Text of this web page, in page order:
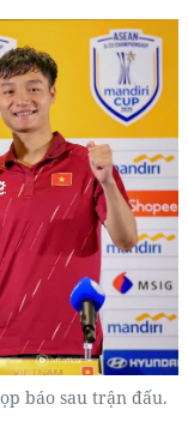
báo sau trận đấu.